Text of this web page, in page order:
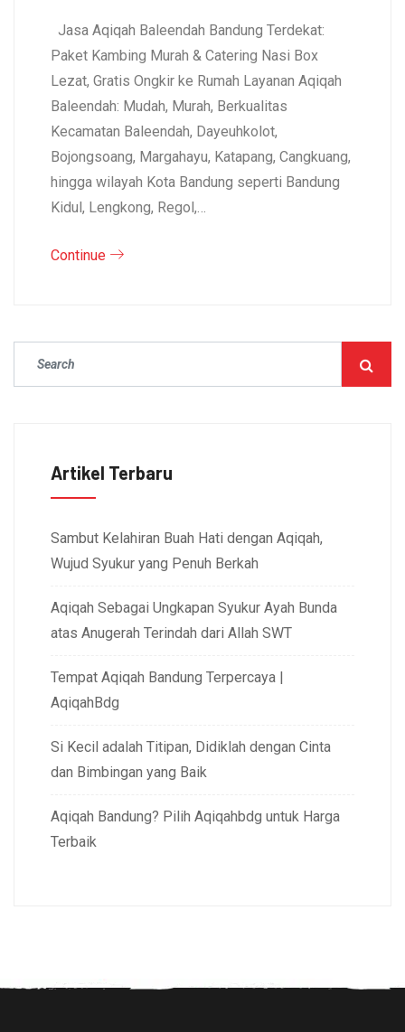
Jasa Aqiqah Baleendah Bandung Terdekat:
Paket Kambing Murah & Catering Nasi Box
Lezat, Gratis Ongkir ke Rumah Layanan Aqiqah
Baleendah: Mudah, Murah, Berkualitas
Kecamatan Baleendah, Dayeuhkolot,
Bojongsoang, Margahayu, Katapang, Cangkuang,
hingga wilayah Kota Bandung seperti Bandung
Kidul, Lengkong, Regol,…
Continue
Artikel Terbaru
Sambut Kelahiran Buah Hati dengan Aqiqah,
Wujud Syukur yang Penuh Berkah
Aqiqah Sebagai Ungkapan Syukur Ayah Bunda
atas Anugerah Terindah dari Allah SWT
Tempat Aqiqah Bandung Terpercaya |
AqiqahBdg
Si Kecil adalah Titipan, Didiklah dengan Cinta
dan Bimbingan yang Baik
Aqiqah Bandung? Pilih Aqiqahbdg untuk Harga
Terbaik